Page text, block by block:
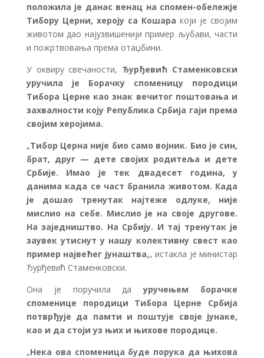
положила је данас венац на спомен-обележје
Тибору Церни, хероју са Кошара који је својим
животом дао најузвишенији пример љубави, части
и пожртвовања према отаџбини.
У оквиру свечаности, Ђурђевић Стаменковски
уручила је Борачку споменицу породици
Тибора Церне као знак вечитог поштовања и
захвалности коју Република Србија гаји према
својим херојима.
„Тибор Церна није био само војник. Био је син,
брат, друг — дете својих родитеља и дете
Србије. Имао је тек двадесет година, у
данима када се част бранила животом. Када
је дошао тренутак најтеже одлуке, није
мислио на себе. Мислио је на своје другове.
На заједништво. На Србију. И тај тренутак је
заувек утиснут у нашу колективну свест као
пример највећег јунаштва„, истакла је министар
Ђурђевић Стаменковски.
Она је поручила дауручењем борачке
споменице породици Тибора Церне Србија
потврђује да памти и поштује своје јунаке,
као и да стоји уз њих и њихове породице.
„Нека ова споменица буде порука да њихова